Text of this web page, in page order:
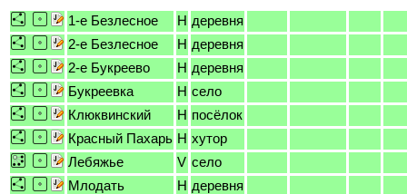
1-е Безлесное H деревня
2-е Безлесное
H деревня
2-е Букреево
H деревня
Букреевка
H село
Клюквинский
H посёлок
Красный Пахарь H хутор
Лебяжье
V село
Млодать
H деревня